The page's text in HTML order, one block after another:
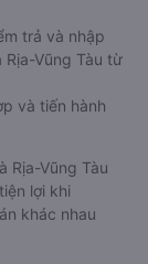
trả và nhập
Vũng Tàu từ
và tiến hành
Rịa-Vũng Tàu
lợi khi
khác nhau